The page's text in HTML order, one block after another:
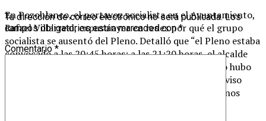
En Pozoblanco, el portavoz socialista en el Ayuntamiento,
Rafael Villarreal, expuso ayer en redes por qué el grupo
socialista se ausentó del Pleno. Detalló que “el Pleno estaba
convocado a las 20:45 horas; a las 21:20 horas, el alcalde
aún no se había presentado en el Ayuntamiento; no hubo
comunicación previa con los portavoces; no hubo aviso
oficial; no hubo explicación; y “a las 21:05 horas se nos
Tu dirección de correo electrónico no será publicada. Los
campos obligatorios están marcados con*
Comentario *